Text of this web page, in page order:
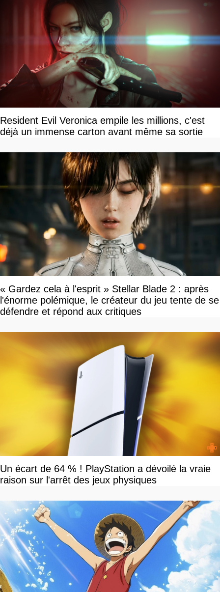
Resident Evil Veronica empile les millions, c'est
déjà un immense carton avant même sa sortie
« Gardez cela à l'esprit » Stellar Blade 2 : après
l'énorme polémique, le créateur du jeu tente de se
défendre et répond aux critiques
Un écart de 64 % ! PlayStation a dévoilé la vraie
raison sur l'arrêt des jeux physiques